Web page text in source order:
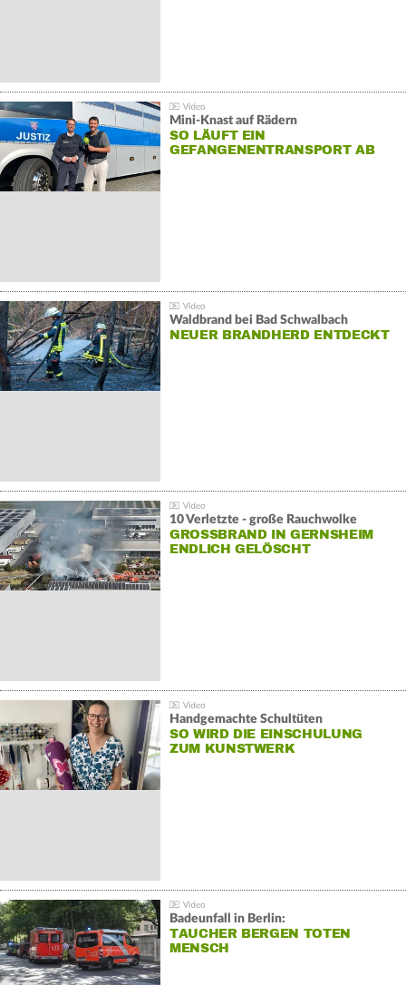
Mini-Knast auf Rädern
SO LÄUFT EIN
GEFANGENENTRANSPORT AB
Waldbrand bei Bad Schwalbach
NEUER BRANDHERD ENTDECKT
10 Verletzte - große Rauchwolke
GROSSBRAND IN GERNSHEIM E
NDLICH GELÖSCHT
Handgemachte Schultüten
SO WIRD DIE EINSCHULUNG
ZUM KUNSTWERK
Badeunfall in Berlin:
TAUCHER BERGEN TOTEN
MENSCH